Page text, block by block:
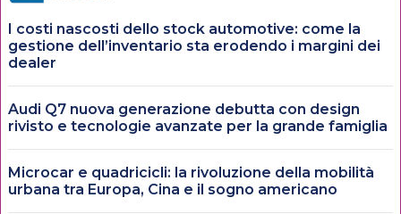
I costi nascosti dello stock automotive: come la
gestione dell’inventario sta erodendo i margini dei
dealer
Audi Q7 nuova generazione debutta con design
rivisto e tecnologie avanzate per la grande famiglia
Microcar e quadricicli: la rivoluzione della mobilità
urbana tra Europa, Cina e il sogno americano